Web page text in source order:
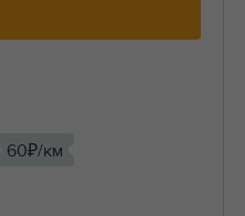
60₽/км